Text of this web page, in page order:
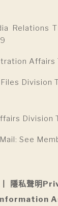
Relations
Division
Division
See
隱私聲明